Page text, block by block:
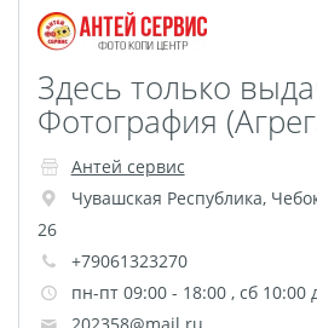
Здесь только
Фотография
Антей сервис
Чувашская Республика,
26
+79061323270
пн-пт 09:00 - 18:00 , сб 10:00